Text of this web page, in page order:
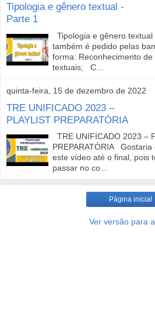
Tipologia e gênero textual -
Parte 1
Tipologia e gênero
também é pedido pelas
forma: Reconhecimento
textuais; C...
quinta-feira, 15 de dezembro de 2022
TRE UNIFICADO 2023 –
PLAYLIST PREPARATÓRIA
TRE UNIFICADO 2023 –
PREPARATÓRIA
este vídeo até o final, pois
passar no co...
Página inicial
Ver versão para